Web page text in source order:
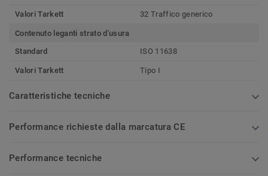
Valori Tarkett 32 Traffico generico
Contenuto leganti strato d'usura
Standard
ISO 11638
Valori Tarkett Tipo I
Caratteristiche tecniche
Performance richieste dalla marcatura CE
Performance tecniche